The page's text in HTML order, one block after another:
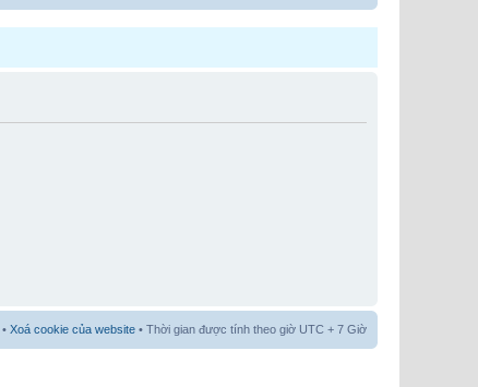
• Xoá cookie của website • Thời gian được tính theo giờ UTC + 7 Giờ